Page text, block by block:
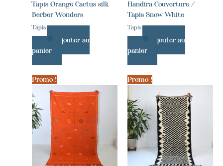
Tapis Orange Cactus silk
Berber Wonders
Tapis
Ajouter au
panier
Handira Couverture /
Tapis Snow White
Tapis
Ajouter au
panier
Promo ! Promo !